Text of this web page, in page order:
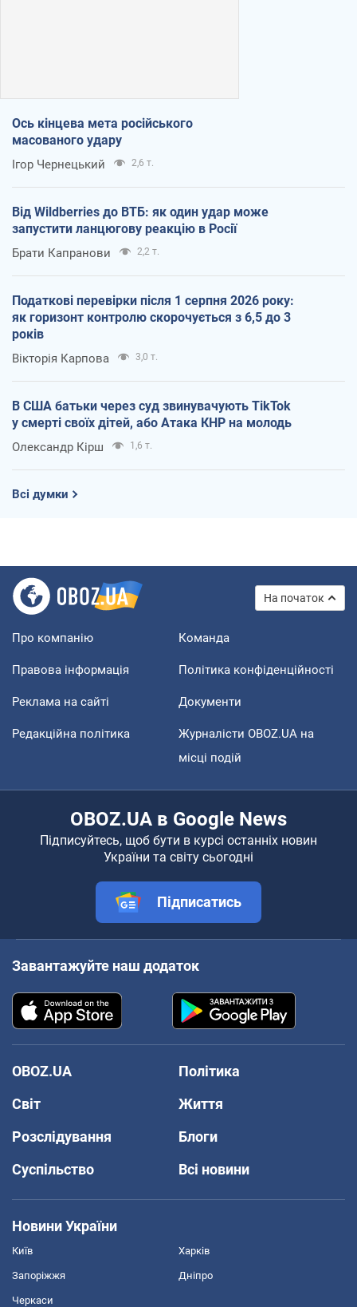
Ось кінцева мета російського
масованого удару
Ігор Чернецький 2,6 т.
Від Wildberries до ВТБ: як один удар може
запустити ланцюгову реакцію в Росії
Брати Капранови 2,2 т.
Податкові перевірки після 1 серпня 2026 року:
як горизонт контролю скорочується з 6,5 до 3
років
Вікторія Карпова 3,0 т.
В США батьки через суд звинувачують TikTok
у смерті своїх дітей, або Атака КНР на молодь
Олександр Кірш 1,6 т.
Всі думки
На початок
Про компанію Команда
Правова інформація Політика конфіденційності
Реклама на сайті Документи
Редакційна політика
Журналісти OBOZ.UA на
місці подій
OBOZ.UA в Google News
Підписуйтесь, щоб бути в курсі останніх новин
України та світу сьогодні
Підписатись
Завантажуйте наш додаток
OBOZ.UA
Політика
Світ
Життя
Розслідування
Блоги
Суспільство
Всі новини
Новини України
Київ Харків
Запоріжжя Дніпро
Черкаси